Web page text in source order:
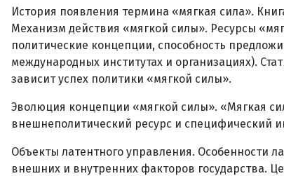
История появления термина «мягкая сила».
Механизм действия «мягкой силы». Ресурсы
политические концепции, способность
международных институтах и организациях).
зависит успех политики «мягкой силы».
Эволюция концепции «мягкой силы». «Мягкая
внешнеполитический ресурс и специфический
Объекты латентного управления. Особенности
внешних и внутренних факторов государства.